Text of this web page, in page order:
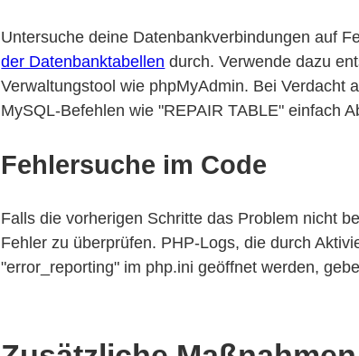
Untersuche deine Datenbankverbindungen auf
der Datenbanktabellen durch. Verwende dazu
Verwaltungstool wie phpMyAdmin. Bei Verdacht
MySQL-Befehlen wie "REPAIR TABLE" einfach
Fehlersuche im Code
Falls die vorherigen Schritte das Problem nicht
Fehler zu überprüfen. PHP-Logs, die durch
"error_reporting" im php.ini geöffnet werden,